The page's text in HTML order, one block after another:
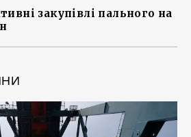
закупівлі пального на